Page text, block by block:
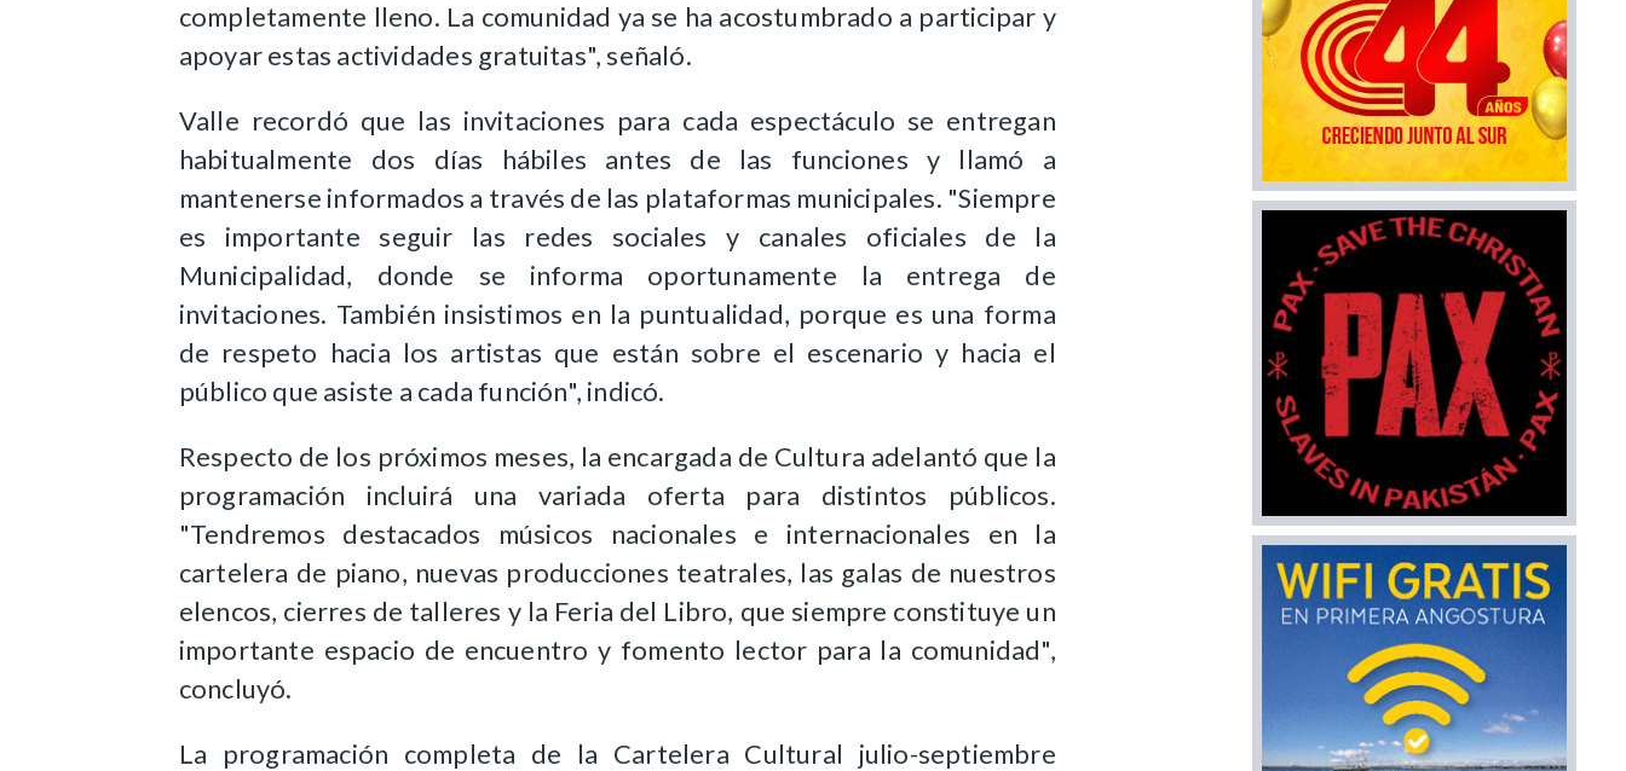
completamente lleno. La comunidad ya se ha acostumbrado a participar y
apoyar estas actividades gratuitas", señaló.
Valle recordó que las invitaciones para cada espectáculo se entregan
habitualmente dos días hábiles antes de las funciones y llamó a
mantenerse informados a través de las plataformas municipales. "Siempre
es importante seguir las redes sociales y canales oficiales de la
Municipalidad, donde se informa oportunamente la entrega de
invitaciones. También insistimos en la puntualidad, porque es una forma
de respeto hacia los artistas que están sobre el escenario y hacia el
público que asiste a cada función", indicó.
Respecto de los próximos meses, la encargada de Cultura adelantó que la
programación incluirá una variada oferta para distintos públicos.
"Tendremos destacados músicos nacionales e internacionales en la
cartelera de piano, nuevas producciones teatrales, las galas de nuestros
elencos, cierres de talleres y la Feria del Libro, que siempre constituye un
importante espacio de encuentro y fomento lector para la comunidad",
concluyó.
La programación completa de la Cartelera Cultural julio-septiembre